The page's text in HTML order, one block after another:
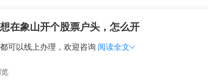
在象山开个股票户头，怎么开
可以线上办理，欢迎咨询 阅读全文